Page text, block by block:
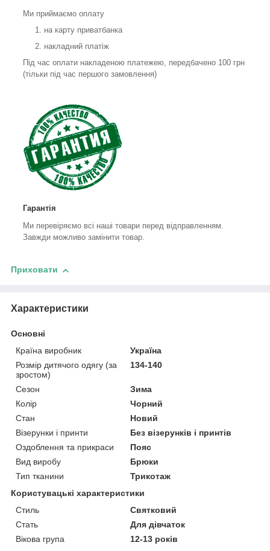
Ми приймаємо оплату
на карту приватбанка
накладний платіж
Під час оплати накладеною платежею, передбачено 100 грн
(тільки під час першого замовлення)
Гарантія
Ми перевіряємо всі наші товари перед відправленням.
Завжди можливо замінити товар.
Приховати
Характеристики
Основні
Країна виробник
Україна
Розмір дитячого одягу (за
зростом)
134-140
Сезон
Зима
Колір
Чорний
Стан
Новий
Візерунки і принти
Без візерунків і принтів
Оздоблення та прикраси
Пояс
Вид виробу
Брюки
Тип тканини
Трикотаж
Користувацькі характеристики
Стиль
Святковий
Стать
Для дівчаток
Вікова група
12-13 років